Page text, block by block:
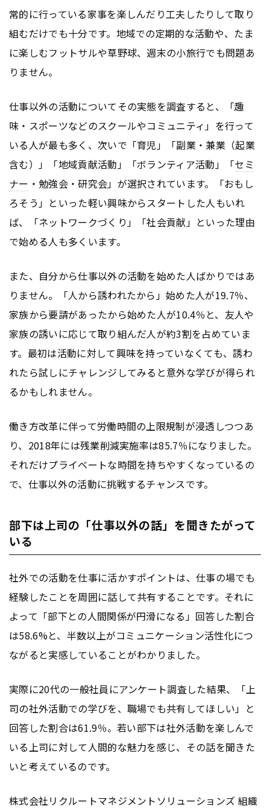
常的に行っている家事を楽しんだり工夫したりして取り
組むだけでも十分です。地域での定期的な活動や、たま
に楽しむフットサルや草野球、週末の小旅行でも問題あ
りません。
仕事以外の活動についてその実態を調査すると、「趣
味・スポーツなどのスクールやコミュニティ」を行って
いる人が最も多く、次いで「育児」「副業・兼業（起業
含む）」「地域貢献活動」「ボランティア活動」「セミ
ナー ・勉強会・研究会」が選択されています。「おもし
ろそう」といった軽い興味からスタートした人もいれ
ば、「ネットワークづくり」「社会貢献」といった理由
で始める人も多くいます。
また、自分から仕事以外の活動を始めた人ばかりではあ
りません。「人から誘われたから」始めた人が19.7％、
家族から要請があったから始めた人が10.4％と、友人や
家族の誘いに応じて取り組んだ人が約3割を占めていま
す。最初は活動に対して興味を持っていなくても、誘わ
れたら試しにチャレンジしてみると意外な学びが得られ
るかもしれません。
働き方改革に伴って労働時間の上限規制が浸透しつつあ
り、2018年には残業削減実施率は85.7％になりました。
それだけプライベートな時間を持ちやすくなっているの
で、仕事以外の活動に挑戦するチャンスです。
部下は上司の「仕事以外の話」を聞きたがって
いる
社外での活動を仕事に活かすポイントは、仕事の場でも
経験したことを周囲に話して共有することです。それに
よって「部下との人間関係が円滑になる」回答した割合
は58.6%と、半数以上がコミュニケーション活性化につ
ながると実感していることがわかりました。
実際に20代の一般社員にアンケート調査した結果、「上
司の社外活動での学びを、職場でも共有してほしい」と
回答した割合は61.9％。若い部下は社外活動を楽しんで
いる上司に対して人間的な魅力を感じ、その話を聞きた
いと考えているのです。
株式会社リクルートマネジメントソリューションズ 組織